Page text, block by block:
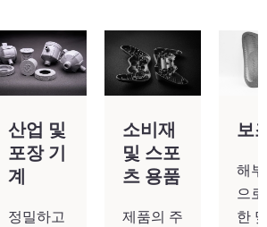
산업 및
포장 기
계
정밀하고
소비재
및 스포
츠 용품
제품의 주
보
해
으
한